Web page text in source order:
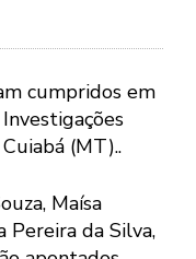
cumpridos em
(MT)..
Maísa
Pereira da Silva,